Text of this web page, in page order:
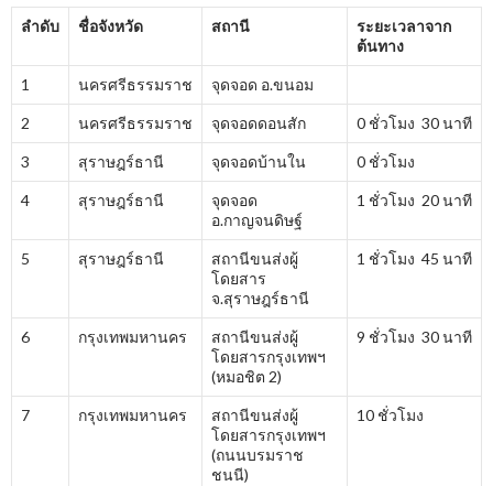
ลำดับ ชื่อจังหวัด สถานี
ระยะเวลาจาก
ต้นทาง
1 นครศรีธรรมราช จุดจอด อ.ขนอม
2 นครศรีธรรมราช จุดจอดดอนสัก 0 ชั่วโมง 30 นาที
3 สุราษฎร์ธานี จุดจอดบ้านใน 0 ชั่วโมง
4 สุราษฎร์ธานี
จุดจอด
อ.กาญจนดิษฐ์
1 ชั่วโมง 20 นาที
5 สุราษฎร์ธานี
สถานีขนส่งผู้
โดยสาร
จ.สุราษฎร์ธานี
1 ชั่วโมง 45 นาที
6 กรุงเทพมหานคร
สถานีขนส่งผู้
โดยสารกรุงเทพฯ
(หมอชิต 2)
9 ชั่วโมง 30 นาที
7 กรุงเทพมหานคร
สถานีขนส่งผู้
โดยสารกรุงเทพฯ
(ถนนบรมราช
ชนนี)
10 ชั่วโมง